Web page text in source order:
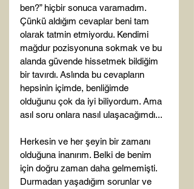
ben?” hiçbir sonuca varamadım.
Çünkü aldığım cevaplar beni tam
olarak tatmin etmiyordu. Kendimi
mağdur pozisyonuna sokmak ve bu
alanda güvende hissetmek bildiğim
bir tavırdı. Aslında bu cevapların
hepsinin içimde, benliğimde
olduğunu çok da iyi biliyordum. Ama
asıl soru onlara nasıl ulaşacağımdı...
Herkesin ve her şeyin bir zamanı
olduğuna inanırım. Belki de benim
için doğru zaman daha gelmemişti.
Durmadan yaşadığım sorunlar ve